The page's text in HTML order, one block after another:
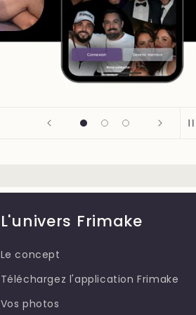
L'univers Frimake
Le concept
Téléchargez l'application Frimake
Vos photos